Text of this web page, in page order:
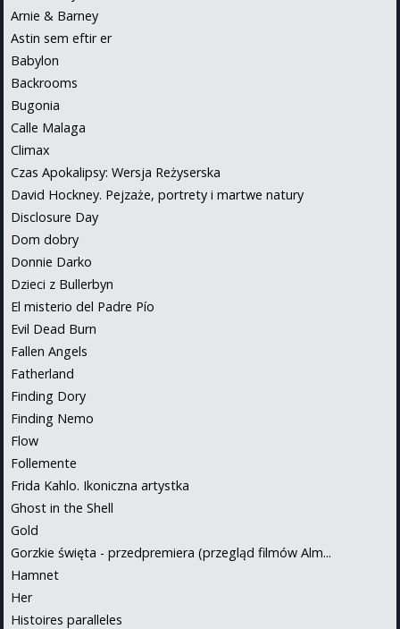
Arnie & Barney
Astin sem eftir er
Babylon
Backrooms
Bugonia
Calle Malaga
Climax
Czas Apokalipsy: Wersja Reżyserska
David Hockney. Pejzaże, portrety i martwe natury
Disclosure Day
Dom dobry
Donnie Darko
Dzieci z Bullerbyn
El misterio del Padre Pío
Evil Dead Burn
Fallen Angels
Fatherland
Finding Dory
Finding Nemo
Flow
Follemente
Frida Kahlo. Ikoniczna artystka
Ghost in the Shell
Gold
Gorzkie święta - przedpremiera (przegląd filmów Alm...
Hamnet
Her
Histoires paralleles